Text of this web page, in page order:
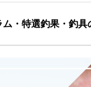
・特選釣果・釣具